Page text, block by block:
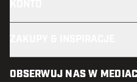
OBSERWUJ NAS W